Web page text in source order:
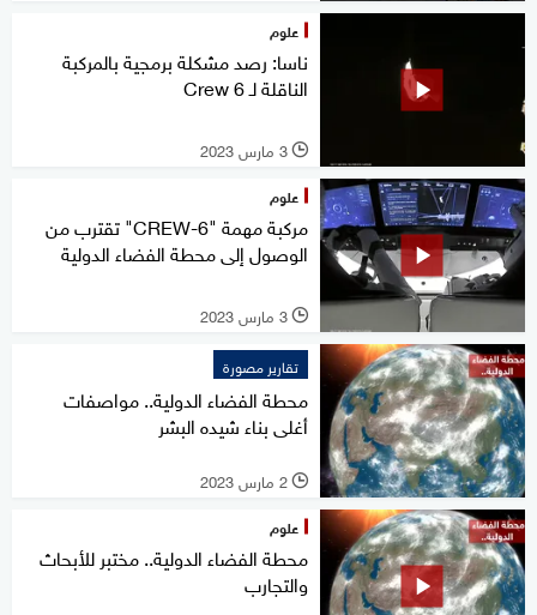
علوم
ناسا: رصد مشكلة برمجية بالمركبة
الناقلة لـ Crew 6
l 3 مارس 2023
علوم
مركبة مهمة "CREW-6" تقترب من
الوصول إلى محطة الفضاء الدولية
l 3 مارس 2023
تقارير مصورة
محطة الفضاء الدولية.. مواصفات
أغلى بناء شيده البشر
l 2 مارس 2023
علوم
محطة الفضاء الدولية.. مختبر للأبحاث
والتجارب